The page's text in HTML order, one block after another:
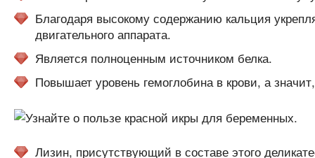
Благодаря высокому содержанию кальция
двигательного аппарата.
Является полноценным источником белка.
Повышает уровень гемоглобина в крови, а
Лизин, присутствующий в составе этого